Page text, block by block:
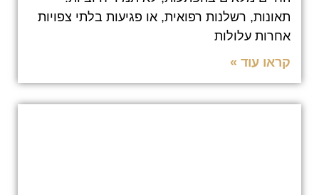
תאונות, רשלנות רפואית, או פגיעות בלתי צפויות
אחרות עלולות
קראו עוד »